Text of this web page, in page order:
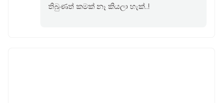
තිබුණත් කමක් නෑ කියලා හැක්..!